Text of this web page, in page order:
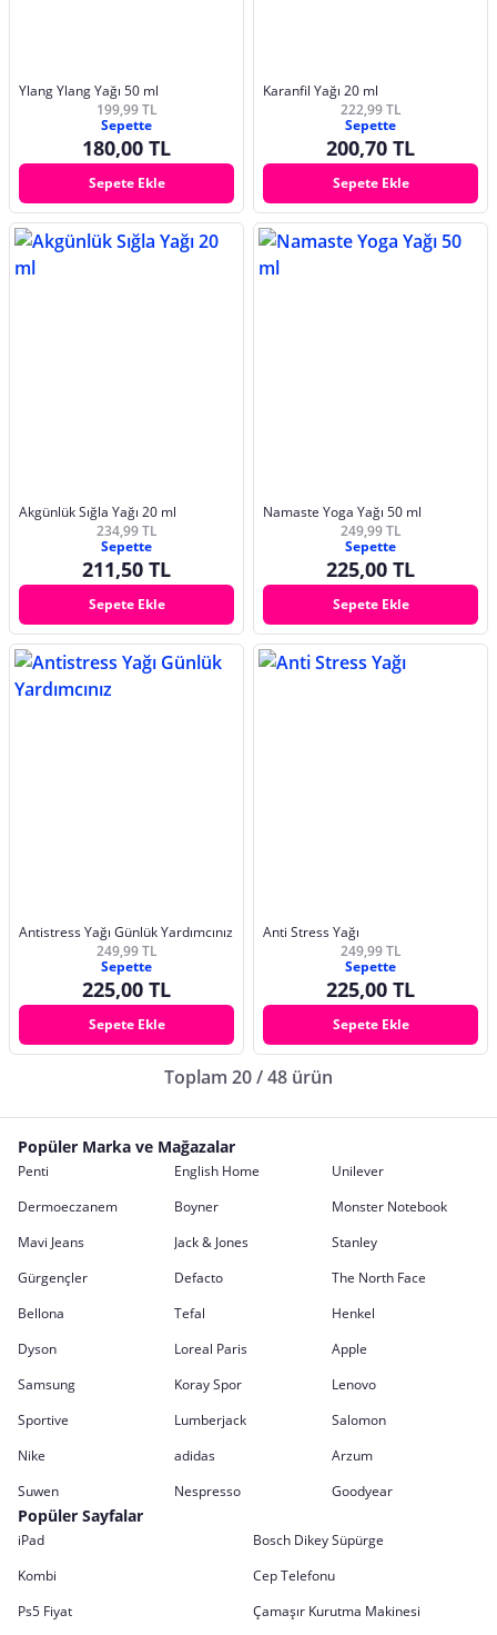
Ylang Ylang Yağı 50 ml
199,99 TL
Sepette
180,00 TL
Sepete Ekle
Karanfil Yağı 20 ml
222,99 TL
Sepette
200,70 TL
Sepete Ekle
Akgünlük Sığla Yağı 20 ml
234,99 TL
Sepette
211,50 TL
Sepete Ekle
Namaste Yoga Yağı 50 ml
249,99 TL
Sepette
225,00 TL
Sepete Ekle
Antistress Yağı Günlük Yardımcınız
249,99 TL
Sepette
225,00 TL
Sepete Ekle
Anti Stress Yağı
249,99 TL
Sepette
225,00 TL
Sepete Ekle
Toplam 20 / 48 ürün
Popüler Marka ve Mağazalar
Penti English Home
Unilever
Dermoeczanem
Boyner
Monster Notebook
Mavi Jeans
Jack & Jones
Stanley
Gürgençler
Defacto
The North Face
Bellona
Tefal
Henkel
Dyson
Loreal Paris
Apple
Samsung
Koray Spor
Lenovo
Sportive
Lumberjack
Salomon
Nike
adidas
Arzum
Suwen
Nespresso Goodyear
Popüler Sayfalar
iPad
Bosch Dikey Süpürge
Kombi
Cep Telefonu
Ps5 Fiyat
Çamaşır Kurutma Makinesi